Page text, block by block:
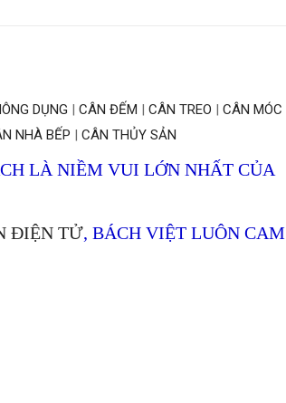
DỤNG | CÂN ĐẾM | CÂN TREO | CÂN MÓC
NHÀ BẾP | CÂN THỦY SẢN
LÀ NIỀM VUI LỚN NHẤT CỦA
ĐIỆN TỬ, BÁCH VIỆT LUÔN CAM